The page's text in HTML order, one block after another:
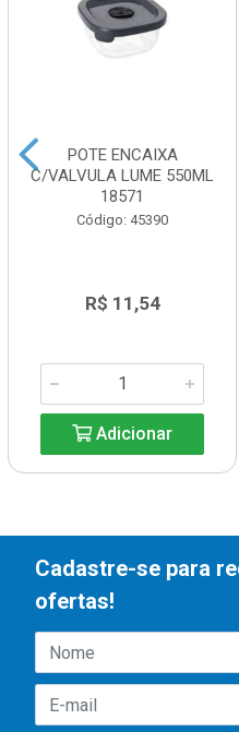
POTE ENCAIXA
C/VALVULA LUME 550ML
18571
Código: 45390
R$ 11,54
Adicionar
Cadastre-se para
ofertas!